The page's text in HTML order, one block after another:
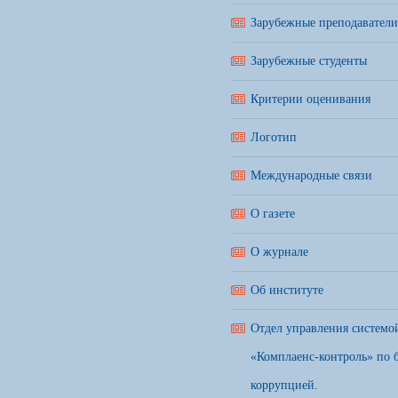
Зарубежные преподаватели
Зарубежные студенты
Критерии оценивания
Логотип
Международные связи
О газете
О журнале
Об институте
Отдел управления
«Комплаенс-контроль» по
коррупцией.